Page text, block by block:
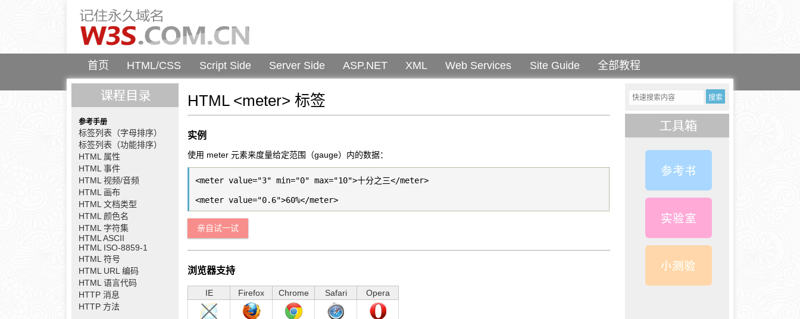
首页 HTML/CSS Script Side Server Side ASP.NET XML Web Services Site Guide 全部教程
参考手册
标签列表（字母排序）
标签列表（功能排序）
HTML 属性
HTML 事件
HTML 视频/音频
HTML 画布
HTML 文档类型
HTML 颜色名
HTML 字符集
HTML ASCII
HTML ISO-8859-1
HTML 符号
HTML URL 编码
HTML 语言代码
HTTP 消息
HTTP 方法
HTML <meter> 标签
实例
使用 meter 元素来度量给定范围（gauge）内的数据：
<meter value="3" min="0" max="10">十分之三</meter>
亲自试一试
浏览器支持
IE Firefox Chrome Safari Opera